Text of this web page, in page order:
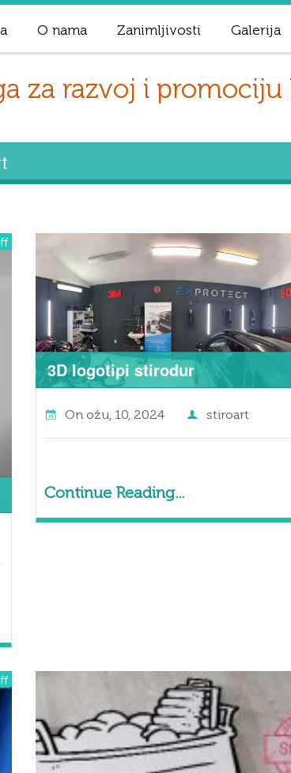
O nama Zanimljivosti Galerija
za razvoj i
3D logotipi stirodur
On ožu, 10, 2024 stiroart
Continue Reading...